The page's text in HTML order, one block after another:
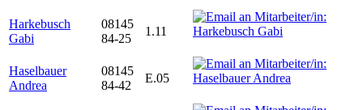
Harkebusch
Gabi
08145
84-25
1.11
Haselbauer
Andrea
08145
84-42
E.05